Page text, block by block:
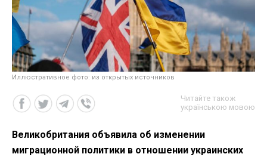
Иллюстративное фото: из открытых источников
Читайте також
українською мовою
Великобритания объявила об изменении
миграционной политики в отношении украинских